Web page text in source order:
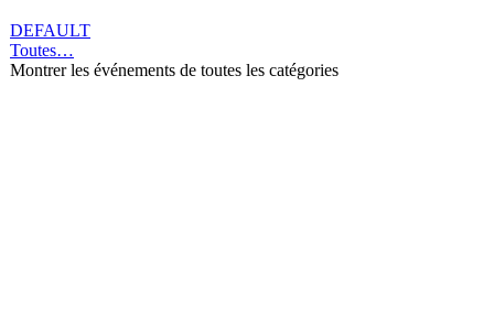
DEFAULT
Toutes…
Montrer les événements de toutes les catégories